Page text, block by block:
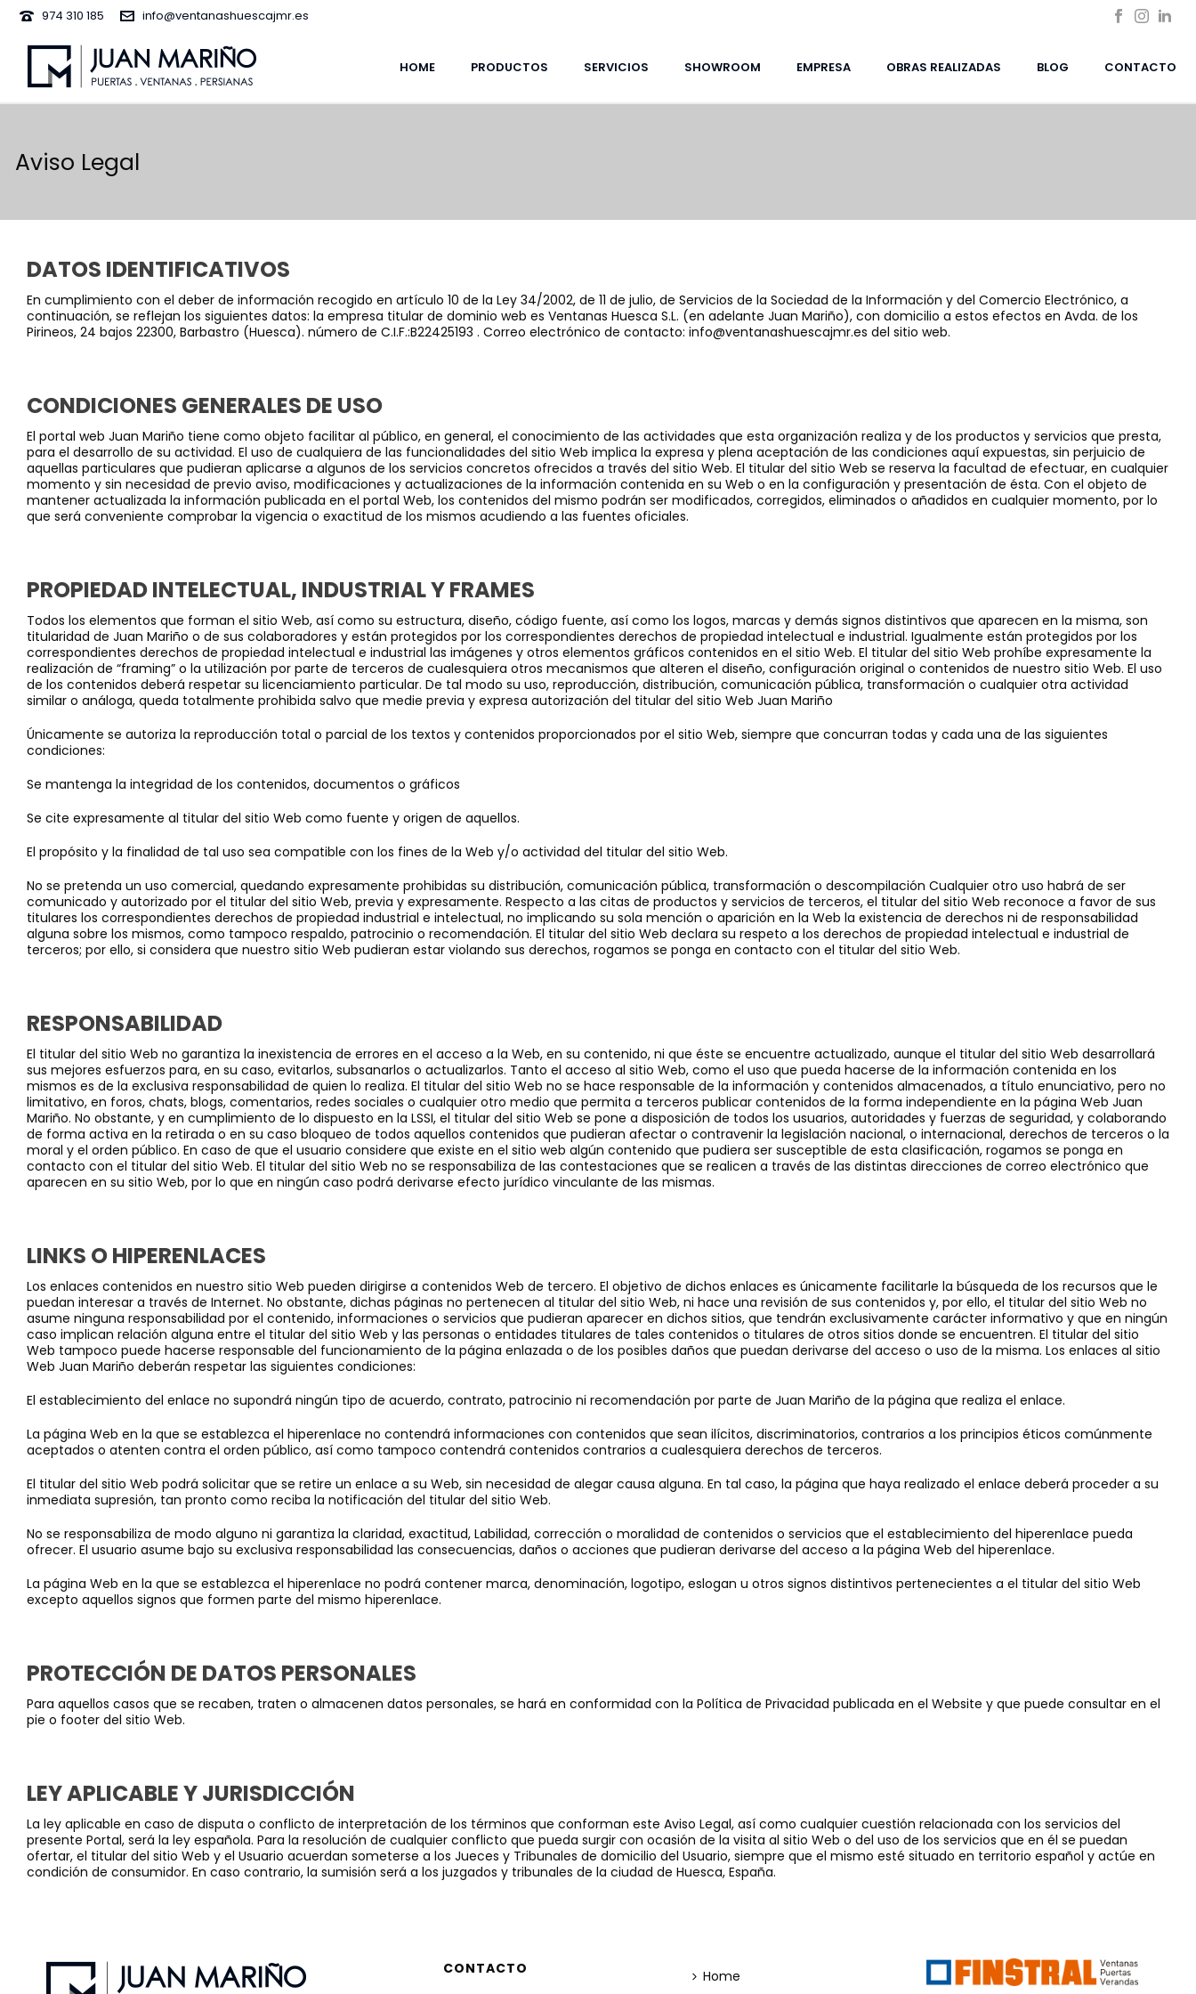
974 310 185 info@ventanashuescajmr.es
HOME PRODUCTOS SERVICIOS SHOWROOM EMPRESA OBRAS REALIZADAS BLOG CONTACTO
Aviso Legal
DATOS IDENTIFICATIVOS
En cumplimiento con el deber de información recogido en artículo 10 de la Ley 34/2002, de 11 de julio, de Servicios de la Sociedad de la Información y del Comercio Electrónico, a
continuación, se reflejan los siguientes datos: la empresa titular de dominio web es Ventanas Huesca S.L. (en adelante Juan Mariño), con domicilio a estos efectos en Avda. de los
Pirineos, 24 bajos 22300, Barbastro (Huesca). número de C.I.F.:B22425193 . Correo electrónico de contacto: info@ventanashuescajmr.es del sitio web.
CONDICIONES GENERALES DE USO
El portal web Juan Mariño tiene como objeto facilitar al público, en general, el conocimiento de las actividades que esta organización realiza y de los productos y servicios que presta,
para el desarrollo de su actividad. El uso de cualquiera de las funcionalidades del sitio Web implica la expresa y plena aceptación de las condiciones aquí expuestas, sin perjuicio de
aquellas particulares que pudieran aplicarse a algunos de los servicios concretos ofrecidos a través del sitio Web. El titular del sitio Web se reserva la facultad de efectuar, en cualquier
momento y sin necesidad de previo aviso, modificaciones y actualizaciones de la información contenida en su Web o en la configuración y presentación de ésta. Con el objeto de
mantener actualizada la información publicada en el portal Web, los contenidos del mismo podrán ser modificados, corregidos, eliminados o añadidos en cualquier momento, por lo
que será conveniente comprobar la vigencia o exactitud de los mismos acudiendo a las fuentes oficiales.
PROPIEDAD INTELECTUAL, INDUSTRIAL Y FRAMES
Todos los elementos que forman el sitio Web, así como su estructura, diseño, código fuente, así como los logos, marcas y demás signos distintivos que aparecen en la misma, son
titularidad de Juan Mariño o de sus colaboradores y están protegidos por los correspondientes derechos de propiedad intelectual e industrial. Igualmente están protegidos por los
correspondientes derechos de propiedad intelectual e industrial las imágenes y otros elementos gráficos contenidos en el sitio Web. El titular del sitio Web prohíbe expresamente la
realización de “framing” o la utilización por parte de terceros de cualesquiera otros mecanismos que alteren el diseño, configuración original o contenidos de nuestro sitio Web. El uso
de los contenidos deberá respetar su licenciamiento particular. De tal modo su uso, reproducción, distribución, comunicación pública, transformación o cualquier otra actividad
similar o análoga, queda totalmente prohibida salvo que medie previa y expresa autorización del titular del sitio Web Juan Mariño
Únicamente se autoriza la reproducción total o parcial de los textos y contenidos proporcionados por el sitio Web, siempre que concurran todas y cada una de las siguientes
condiciones:
Se mantenga la integridad de los contenidos, documentos o gráficos
Se cite expresamente al titular del sitio Web como fuente y origen de aquellos.
El propósito y la finalidad de tal uso sea compatible con los fines de la Web y/o actividad del titular del sitio Web.
No se pretenda un uso comercial, quedando expresamente prohibidas su distribución, comunicación pública, transformación o descompilación Cualquier otro uso habrá de ser
comunicado y autorizado por el titular del sitio Web, previa y expresamente. Respecto a las citas de productos y servicios de terceros, el titular del sitio Web reconoce a favor de sus
titulares los correspondientes derechos de propiedad industrial e intelectual, no implicando su sola mención o aparición en la Web la existencia de derechos ni de responsabilidad
alguna sobre los mismos, como tampoco respaldo, patrocinio o recomendación. El titular del sitio Web declara su respeto a los derechos de propiedad intelectual e industrial de
terceros; por ello, si considera que nuestro sitio Web pudieran estar violando sus derechos, rogamos se ponga en contacto con el titular del sitio Web.
RESPONSABILIDAD
El titular del sitio Web no garantiza la inexistencia de errores en el acceso a la Web, en su contenido, ni que éste se encuentre actualizado, aunque el titular del sitio Web desarrollará
sus mejores esfuerzos para, en su caso, evitarlos, subsanarlos o actualizarlos. Tanto el acceso al sitio Web, como el uso que pueda hacerse de la información contenida en los
mismos es de la exclusiva responsabilidad de quien lo realiza. El titular del sitio Web no se hace responsable de la información y contenidos almacenados, a título enunciativo, pero no
limitativo, en foros, chats, blogs, comentarios, redes sociales o cualquier otro medio que permita a terceros publicar contenidos de la forma independiente en la página Web Juan
Mariño. No obstante, y en cumplimiento de lo dispuesto en la LSSI, el titular del sitio Web se pone a disposición de todos los usuarios, autoridades y fuerzas de seguridad, y colaborando
de forma activa en la retirada o en su caso bloqueo de todos aquellos contenidos que pudieran afectar o contravenir la legislación nacional, o internacional, derechos de terceros o la
moral y el orden público. En caso de que el usuario considere que existe en el sitio web algún contenido que pudiera ser susceptible de esta clasificación, rogamos se ponga en
contacto con el titular del sitio Web. El titular del sitio Web no se responsabiliza de las contestaciones que se realicen a través de las distintas direcciones de correo electrónico que
aparecen en su sitio Web, por lo que en ningún caso podrá derivarse efecto jurídico vinculante de las mismas.
LINKS O HIPERENLACES
Los enlaces contenidos en nuestro sitio Web pueden dirigirse a contenidos Web de tercero. El objetivo de dichos enlaces es únicamente facilitarle la búsqueda de los recursos que le
puedan interesar a través de Internet. No obstante, dichas páginas no pertenecen al titular del sitio Web, ni hace una revisión de sus contenidos y, por ello, el titular del sitio Web no
asume ninguna responsabilidad por el contenido, informaciones o servicios que pudieran aparecer en dichos sitios, que tendrán exclusivamente carácter informativo y que en ningún
caso implican relación alguna entre el titular del sitio Web y las personas o entidades titulares de tales contenidos o titulares de otros sitios donde se encuentren. El titular del sitio
Web tampoco puede hacerse responsable del funcionamiento de la página enlazada o de los posibles daños que puedan derivarse del acceso o uso de la misma. Los enlaces al sitio
Web Juan Mariño deberán respetar las siguientes condiciones:
El establecimiento del enlace no supondrá ningún tipo de acuerdo, contrato, patrocinio ni recomendación por parte de Juan Mariño de la página que realiza el enlace.
La página Web en la que se establezca el hiperenlace no contendrá informaciones con contenidos que sean ilícitos, discriminatorios, contrarios a los principios éticos comúnmente
aceptados o atenten contra el orden público, así como tampoco contendrá contenidos contrarios a cualesquiera derechos de terceros.
El titular del sitio Web podrá solicitar que se retire un enlace a su Web, sin necesidad de alegar causa alguna. En tal caso, la página que haya realizado el enlace deberá proceder a su
inmediata supresión, tan pronto como reciba la notificación del titular del sitio Web.
No se responsabiliza de modo alguno ni garantiza la claridad, exactitud, Labilidad, corrección o moralidad de contenidos o servicios que el establecimiento del hiperenlace pueda
ofrecer. El usuario asume bajo su exclusiva responsabilidad las consecuencias, daños o acciones que pudieran derivarse del acceso a la página Web del hiperenlace.
La página Web en la que se establezca el hiperenlace no podrá contener marca, denominación, logotipo, eslogan u otros signos distintivos pertenecientes a el titular del sitio Web
excepto aquellos signos que formen parte del mismo hiperenlace.
PROTECCIÓN DE DATOS PERSONALES
Para aquellos casos que se recaben, traten o almacenen datos personales, se hará en conformidad con la Política de Privacidad publicada en el Website y que puede consultar en el
pie o footer del sitio Web.
LEY APLICABLE YJURISDICCIÓN
La ley aplicable en caso de disputa o conflicto de interpretación de los términos que conforman este Aviso Legal, así como cualquier cuestión relacionada con los servicios del
presente Portal, será la ley española. Para la resolución de cualquier conflicto que pueda surgir con ocasión de la visita al sitio Web o del uso de los servicios que en él se puedan
ofertar, el titular del sitio Web y el Usuario acuerdan someterse a los Jueces y Tribunales de domicilio del Usuario, siempre que el mismo esté situado en territorio español y actúe en
condición de consumidor. En caso contrario, la sumisión será a los juzgados y tribunales de la ciudad de Huesca, España.
CONTACTO
Home